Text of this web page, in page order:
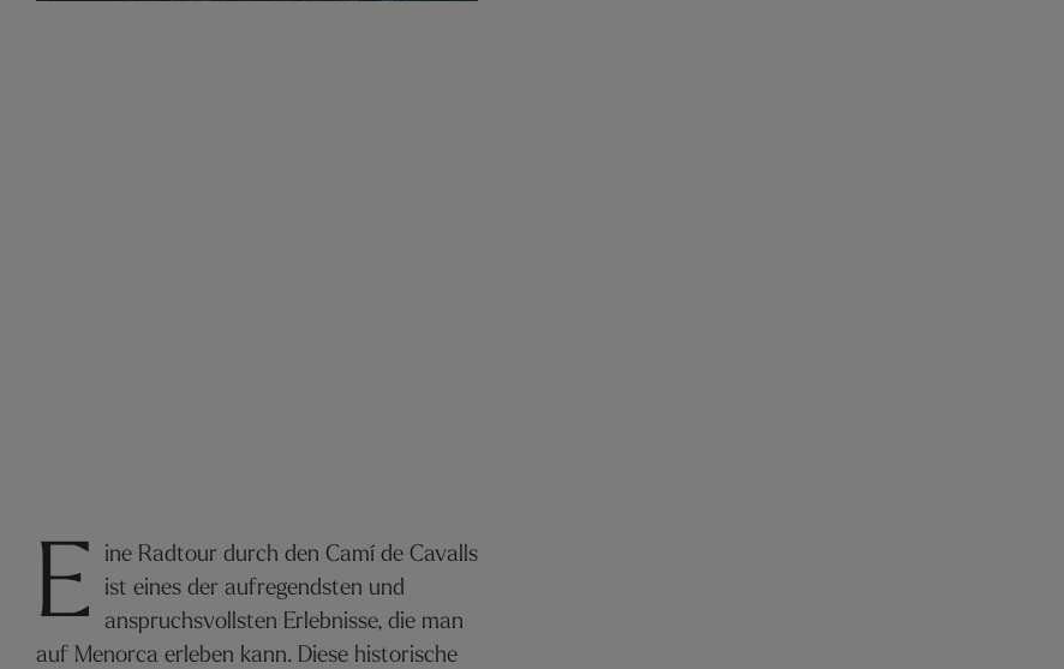
E
ine Radtour durch den Camí de Cavalls
ist eines der aufregendsten und
anspruchsvollsten Erlebnisse, die man
auf Menorca erleben kann. Diese historische